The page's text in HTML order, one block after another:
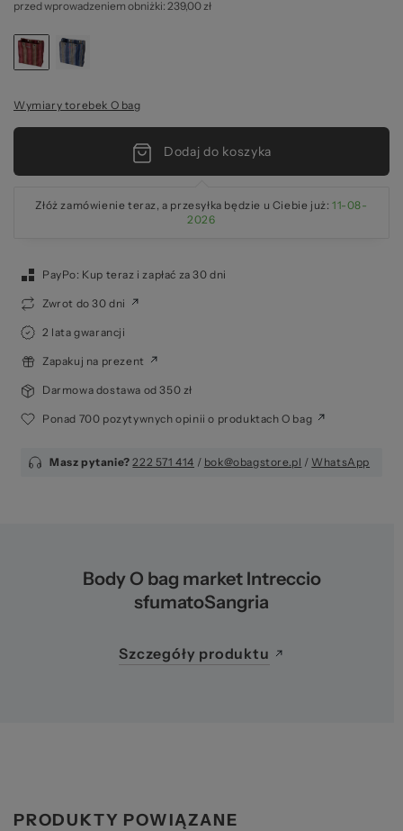
przed wprowadzeniem obniżki: 239,00 zł
Wymiary torebek O bag
Dodaj do koszyka
Złóż zamówienie teraz, a przesyłka będzie u Ciebie już: 11-08-
2026
PayPo: Kup teraz i zapłać za 30 dni
Zwrot do 30 dni
2 lata gwarancji
Zapakuj na prezent
Darmowa dostawa od 350 zł
Ponad 700 pozytywnych opinii o produktach O bag
Masz pytanie? 222 571 414 / bok@obagstore.pl / WhatsApp
Body O bag market Intreccio
sfumatoSangria
Szczegóły produktu
PRODUKTY POWIĄZANE